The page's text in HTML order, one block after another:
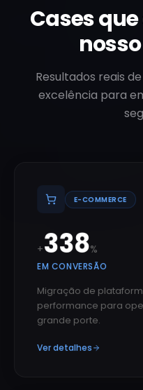
Cases
nosso
Resultados reais
excelência para
E-COMMERCE
+340%
EM CONVERSÃO
Migração de
performance para
grande porte.
Ver detalhes